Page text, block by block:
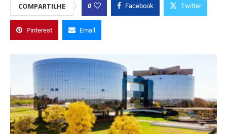
COMPARTILHE 0 Facebook Twitter
Pinterest Email